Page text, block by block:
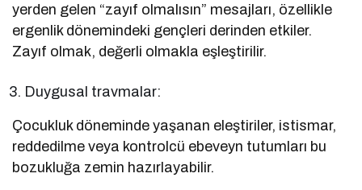
yerden gelen “zayıf olmalısın” mesajları, özellikle
ergenlik dönemindeki gençleri derinden etkiler.
Zayıf olmak, değerli olmakla eşleştirilir.
Duygusal travmalar:
Çocukluk döneminde yaşanan eleştiriler, istismar,
reddedilme veya kontrolcü ebeveyn tutumları bu
bozukluğa zemin hazırlayabilir.